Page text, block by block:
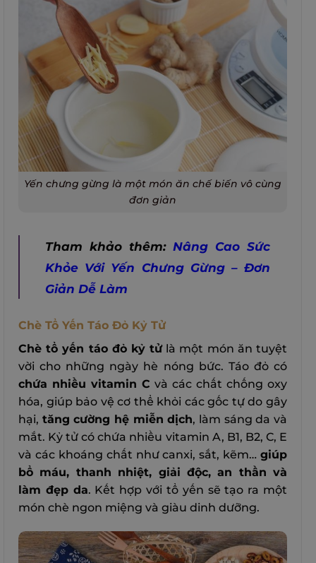
Yến chưng gừng là một món ăn chế biến vô cùng
đơn giản
Tham khảo thêm: Nâng Cao Sức
Khỏe Với Yến Chưng Gừng – Đơn
Giản Dễ Làm
Chè Tổ Yến Táo Đỏ Kỷ Tử
Chè tổ yến táo đỏ kỷ tửlà một món ăn tuyệt
vời cho những ngày hè nóng bức. Táo đỏ có
chứa nhiều vitamin C và các chất chống oxy
hóa, giúp bảo vệ cơ thể khỏi các gốc tự do gây
hại, tăng cường hệ miễn dịch, làm sáng da và
mắt. Kỷ tử có chứa nhiều vitamin A, B1, B2, C, E
và các khoáng chất như canxi, sắt, kẽm… giúp
bổ máu, thanh nhiệt, giải độc, an thần và
làm đẹp da. Kết hợp với tổ yến sẽ tạo ra một
món chè ngon miệng và giàu dinh dưỡng.